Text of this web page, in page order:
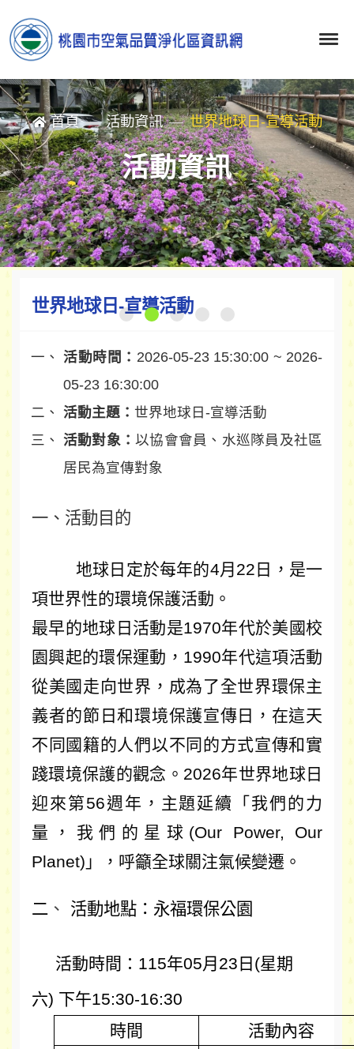
首頁 活動資訊 世界地球日-宣導活動
活動資訊
世界地球日-宣導活動
活動時間： 2026-05-23 15:30:00 ~ 2026-
05-23 16:30:00
活動主題： 世界地球日-宣導活動
活動對象：以協會會員、水巡隊員及社區
居民為宣傳對象
一、活動目的
地球日定於每年的4月22日，是一
項世界性的環境保護活動。
最早的地球日活動是1970年代於美國校
園興起的環保運動，1990年代這項活動
從美國走向世界，成為了全世界環保主
義者的節日和環境保護宣傳日，在這天
不同國籍的人們以不同的方式宣傳和實
踐環境保護的觀念。2026年世界地球日
迎來第56週年，主題延續「我們的力
量，我們的星球(Our Power, Our
Planet)」，呼籲全球關注氣候變遷。
二 、 活動地點：永福環保公園
活動時間：115年05月23日(星期
六) 下午15:30-16:30
時間
活動內容